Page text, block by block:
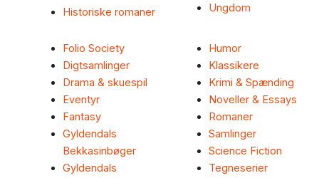
Historiske romaner Ungdom
Folio Society
Digtsamlinger
Drama & skuespil
Eventyr
Fantasy
Gyldendals
Bekkasinbøger
Gyldendals
Humor
Klassikere
Krimi & Spænding
Noveller & Essays
Romaner
Samlinger
Science Fiction
Tegneserier